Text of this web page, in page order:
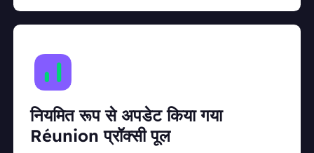
नियमित रूप से अपडेट किया गया
Réunion प्रॉक्सी पूल